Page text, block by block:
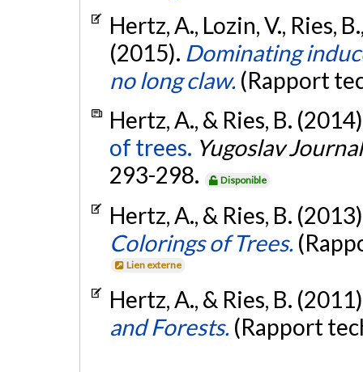
Hertz, A., Lozin, V., Ries,
(2015). Dominating
no long claw. (Rapport
Hertz, A., & Ries, B.
of trees. Yugoslav
293-298.
Disponible
Hertz, A., & Ries, B.
Colorings of Trees.
Lien externe
Hertz, A., & Ries, B.
and Forests. (Rapport